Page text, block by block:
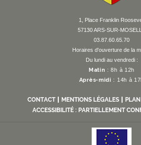
1, Place Franklin
57130 ARS-SUR-
03.87.60.65.70
Horaires d'ouverture de la
Du lundi au vendredi :
Matin : 8h à 12h
Après-midi : 14h à
CONTACT MENTIONS LÉGALES
ACCESSIBILITÉ : PARTIELLEMENT